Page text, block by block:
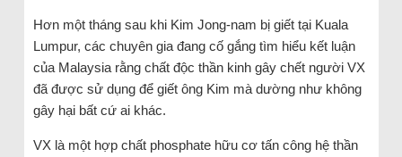
Hơn một tháng sau khi Kim Jong-nam bị giết tại Kuala
Lumpur, các chuyên gia đang cố gắng tìm hiểu kết luận
của Malaysia rằng chất độc thần kinh gây chết người VX
đã được sử dụng để giết ông Kim mà dường như không
gây hại bất cứ ai khác.
VX là một hợp chất phosphate hữu cơ tấn công hệ thần